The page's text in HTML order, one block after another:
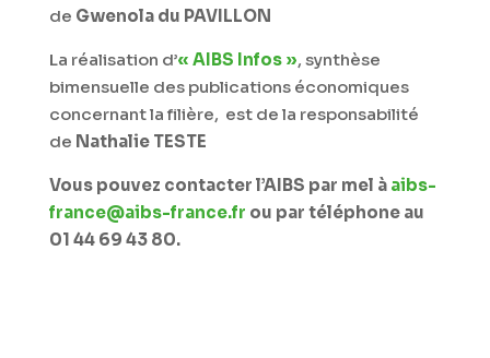
de Gwenola du PAVILLON
La réalisation d’« AIBS Infos », synthèse
bimensuelle des publications économiques
concernant la filière, est de la responsabilité
de Nathalie TESTE
Vous pouvez contacter l’AIBS par mel à aibs-
france@aibs-france.fr ou par téléphone au
01 44 69 43 80.